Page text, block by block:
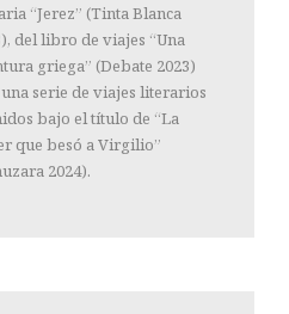
“Jerez” (Tinta Blanca
del libro de viajes “Una
griega” (Debate 2023)
serie de viajes literarios
bajo el título de “La
que besó a Virgilio”
2024).